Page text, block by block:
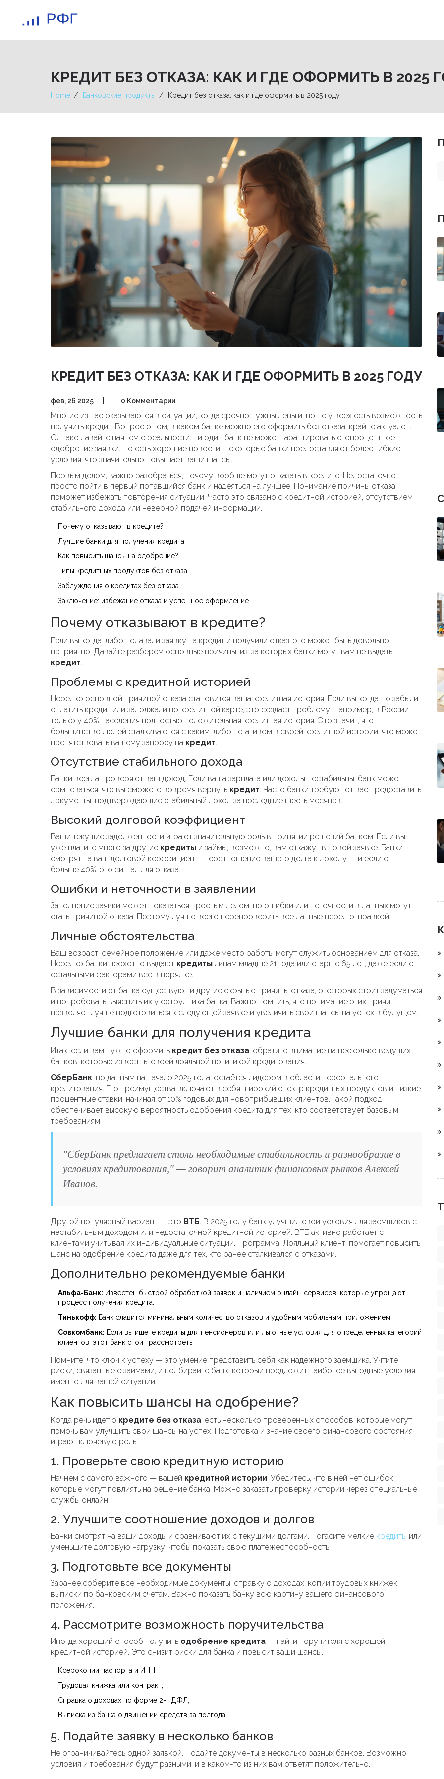
КРЕДИТ БЕЗ ОТКАЗА: КАК И ГДЕ ОФОРМИТЬ В 2025
Home Банковские продукты Кредит без отказа: как и где оформить в 2025 году
КРЕДИТ БЕЗ ОТКАЗА: КАК И ГДЕ ОФОРМИТЬ В 2025 ГОДУ
фев, 26 2025 0 Комментарии
Многие из нас оказываются в ситуации, когда срочно нужны деньги, но не у всех есть возможность
получить кредит. Вопрос о том, в каком банке можно его оформить без отказа, крайне актуален.
Однако давайте начнем с реальности: ни один банк не может гарантировать стопроцентное
одобрение заявки. Но есть хорошие новости! Некоторые банки предоставляют более гибкие
условия, что значительно повышает ваши шансы.
Первым делом, важно разобраться, почему вообще могут отказать в кредите. Недостаточно
просто пойти в первый попавшийся банк и надеяться на лучшее. Понимание причины отказа
поможет избежать повторения ситуации. Часто это связано с кредитной историей, отсутствием
стабильного дохода или неверной подачей информации.
Почему отказывают в кредите?
Лучшие банки для получения кредита
Как повысить шансы на одобрение?
Типы кредитных продуктов без отказа
Заблуждения о кредитах без отказа
Заключение: избежание отказа и успешное оформление
Почему отказывают в кредите?
Если вы когда-либо подавали заявку на кредит и получили отказ, это может быть довольно
неприятно. Давайте разберём основные причины, из-за которых банки могут вам не выдать
кредит.
Проблемы с кредитной историей
Нередко основной причиной отказа становится ваша кредитная история. Если вы когда-то забыли
оплатить кредит или задолжали по кредитной карте, это создаст проблему. Например, в России
только у 40% населения полностью положительная кредитная история. Это значит, что
большинство людей сталкиваются с каким-либо негативом в своей кредитной истории, что может
препятствовать вашему запросу на кредит.
Отсутствие стабильного дохода
Банки всегда проверяют ваш доход. Если ваша зарплата или доходы нестабильны, банк может
сомневаться, что вы сможете вовремя вернуть кредит. Часто банки требуют от вас предоставить
документы, подтверждающие стабильный доход за последние шесть месяцев.
Высокий долговой коэффициент
Ваши текущие задолженности играют значительную роль в принятии решений банком. Если вы
уже платите много за другие кредиты и займы, возможно, вам откажут в новой заявке. Банки
смотрят на ваш долговой коэффициент — соотношение вашего долга к доходу — и если он
больше 40%, это сигнал для отказа.
Ошибки и неточности в заявлении
Заполнение заявки может показаться простым делом, но ошибки или неточности в данных могут
стать причиной отказа. Поэтому лучше всего перепроверить все данные перед отправкой.
Личные обстоятельства
Ваш возраст, семейное положение или даже место работы могут служить основанием для отказа.
Нередко банки неохотно выдают кредиты лицам младше 21 года или старше 65 лет, даже если с
остальными факторами всё в порядке.
В зависимости от банка существуют и другие скрытые причины отказа, о которых стоит задуматься
и попробовать выяснить их у сотрудника банка. Важно помнить, что понимание этих причин
позволяет лучше подготовиться к следующей заявке и увеличить свои шансы на успех в будущем.
Лучшие банки для получения кредита
Итак, если вам нужно оформить кредит без отказа, обратите внимание на несколько ведущих
банков, которые известны своей лояльной политикой кредитования.
СберБанк, по данным на начало 2025 года, остаётся лидером в области персонального
кредитования. Его преимущества включают в себя широкий спектр кредитных продуктов и низкие
процентные ставки, начиная от 10% годовых для новоприбывших клиентов. Такой подход
обеспечивает высокую вероятность одобрения кредита для тех, кто соответствует базовым
требованиям.
"СберБанк предлагает столь необходимые стабильность и разнообразие в
условиях кредитования," — говорит аналитик финансовых рынков Алексей
Иванов.
Другой популярный вариант — это ВТБ. В 2025 году банк улучшил свои условия для заемщиков с
нестабильным доходом или недостаточной кредитной историей. ВТБ активно работает с
клиентами,учитывая их индивидуальные ситуации. Программа 'Лояльный клиент' помогает повысить
шанс на одобрение кредита даже для тех, кто ранее сталкивался с отказами.
Дополнительно рекомендуемые банки
Альфа-Банк: Известен быстрой обработкой заявок и наличием онлайн-сервисов, которые упрощают
процесс получения кредита.
Тинькофф: Банк славится минимальным количество отказов и удобным мобильным приложением.
Совкомбанк: Если вы ищете кредиты для пенсионеров или льготные условия для определенных категорий
клиентов, этот банк стоит рассмотреть.
Помните, что ключ к успеху — это умение представить себя как надежного заемщика. Учтите
риски, связанные с займами, и подбирайте банк, который предложит наиболее выгодные условия
именно для вашей ситуации.
Как повысить шансы на одобрение?
Когда речь идет о кредите без отказа, есть несколько проверенных способов, которые могут
помочь вам улучшить свои шансы на успех. Подготовка и знание своего финансового состояния
играют ключевую роль.
1. Проверьте свою кредитную историю
Начнем с самого важного — вашей кредитной истории. Убедитесь, что в ней нет ошибок,
которые могут повлиять на решение банка. Можно заказать проверку истории через специальные
службы онлайн.
2. Улучшите соотношение доходов и долгов
Банки смотрят на ваши доходы и сравнивают их с текущими долгами. Погасите мелкие кредиты или
уменьшите долговую нагрузку, чтобы показать свою платежеспособность.
3. Подготовьте все документы
Заранее соберите все необходимые документы: справку о доходах, копии трудовых книжек,
выписки по банковским счетам. Важно показать банку всю картину вашего финансового
положения.
4. Рассмотрите возможность поручительства
Иногда хороший способ получить одобрение кредита — найти поручителя с хорошей
кредитной историей. Это снизит риски для банка и повысит ваши шансы.
Ксерокопии паспорта и ИНН;
Трудовая книжка или контракт;
Справка о доходах по форме 2-НДФЛ;
Выписка из банка о движении средств за полгода.
5. Подайте заявку в несколько банков
Не ограничивайтесь одной заявкой. Подайте документы в несколько разных банков. Возможно,
условия и требования будут разными, и в каком-то из них вам ответят положительно.